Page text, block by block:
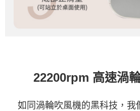
22200rpm 高速渦
如同渦輪吹風機的黑科技，我